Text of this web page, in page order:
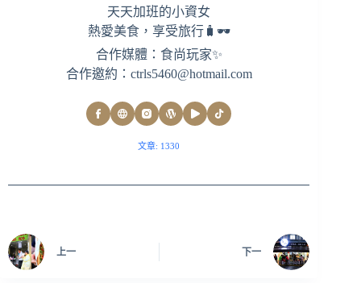
天天加班的小資女
熱愛美食，享受旅行🧳🕶
合作媒體：食尚玩家✨
合作邀約： ctrls5460@hotmail.com
文章: 1330
上一 下一